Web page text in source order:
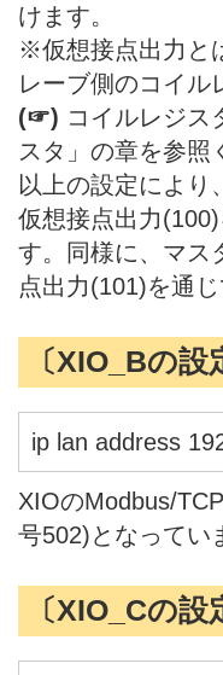
けます。
※仮想接点出力と
レーブ側のコイル
(☞) コイルレジス
スタ」の章を参照
以上の設定により
仮想接点出力
す。同様に、マス
点出力(101)を通
〔XIO_Bの設
ip lan address
XIOのModbus/
号502)となってい
〔XIO_Cの設